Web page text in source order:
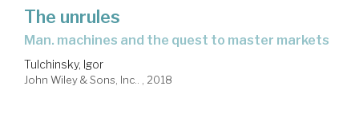
The unrules
man. machines and the quest to master markets
Tulchinsky, Igor
John Wiley & Sons, Inc.. , 2018